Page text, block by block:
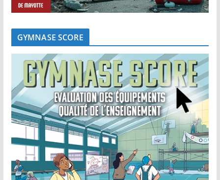
GYMNASE SCORE